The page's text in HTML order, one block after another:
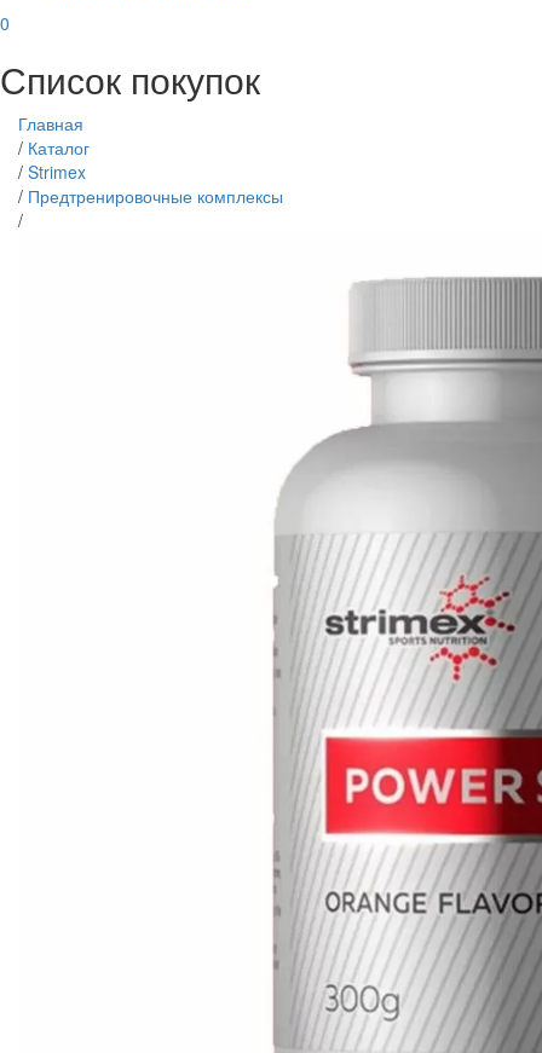
0
Список покупок
Главная
/ Каталог
/ Strimex
/ Предтренировочные комплексы
/